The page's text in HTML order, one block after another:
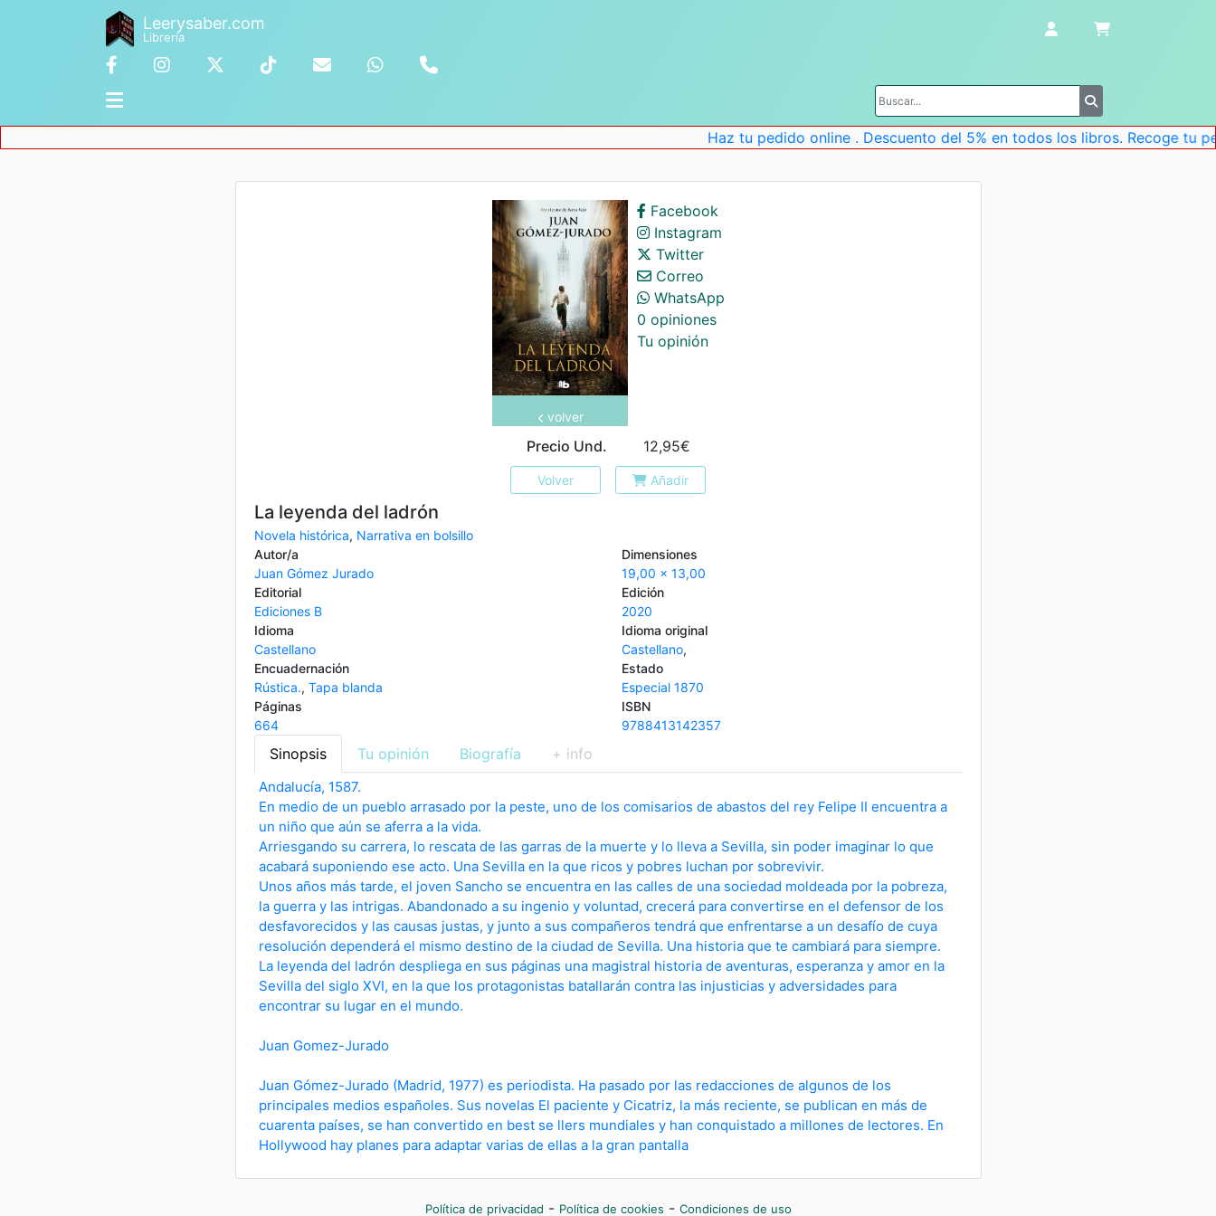
Leerysaber.com
Librería
Haz tu pedido online . Descuento del 5% en todos los libros. Recoge tu
volver
Facebook
Instagram
Twitter
Correo
WhatsApp
0 opiniones
Tu opinión
Precio Und. 12,95€
Volver Añadir
La leyenda del ladrón
Novela histórica, Narrativa en bolsillo
Autor/a
Juan Gómez Jurado
Editorial
Ediciones B
Idioma
Castellano
Encuadernación
Rústica., Tapa blanda
Páginas
664
Dimensiones
19,00 x 13,00
Edición
2020
Idioma original
Castellano,
Estado
Especial 1870
ISBN
9788413142357
Sinopsis Tu opinión Biografía + info
Andalucía, 1587.
En medio de un pueblo arrasado por la peste, uno de los comisarios de abastos del rey Felipe II encuentra a
un niño que aún se aferra a la vida.
Arriesgando su carrera, lo rescata de las garras de la muerte y lo lleva a Sevilla, sin poder imaginar lo que
acabará suponiendo ese acto. Una Sevilla en la que ricos y pobres luchan por sobrevivir.
Unos años más tarde, el joven Sancho se encuentra en las calles de una sociedad moldeada por la pobreza,
la guerra y las intrigas. Abandonado a su ingenio y voluntad, crecerá para convertirse en el defensor de los
desfavorecidos y las causas justas, y junto a sus compañeros tendrá que enfrentarse a un desafío de cuya
resolución dependerá el mismo destino de la ciudad de Sevilla. Una historia que te cambiará para siempre.
La leyenda del ladrón despliega en sus páginas una magistral historia de aventuras, esperanza y amor en la
Sevilla del siglo XVI, en la que los protagonistas batallarán contra las injusticias y adversidades para
encontrar su lugar en el mundo.
Juan Gomez-Jurado
Juan Gómez-Jurado (Madrid, 1977) es periodista. Ha pasado por las redacciones de algunos de los
principales medios españoles. Sus novelas El paciente y Cicatriz, la más reciente, se publican en más de
cuarenta países, se han convertido en best se llers mundiales y han conquistado a millones de lectores. En
Hollywood hay planes para adaptar varias de ellas a la gran pantalla
Política de privacidad - Política de cookies - Condiciones de uso